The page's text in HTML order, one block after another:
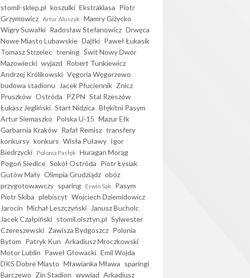
stomil-sklep.pl koszulki Ekstraklasa Piotr
Grzymowicz Artur Aluszyk Mamry Giżycko
Wigry Suwałki Radosław Stefanowicz Drwęca
Nowe Miasto Lubawskie Dajtki Paweł Łukasik
Tomasz Strzelec trening Świt Nowy Dwór
Mazowiecki wyjazd Robert Tunkiewicz
Andrzej Królikowski Vęgoria Węgorzewo
budowa stadionu
Jacek Płuciennik Znicz
Pruszków Ostróda PZPN Stal Rzeszów
Łukasz Jegliński Start Nidzica Błękitni Pasym
Artur Siemaszko Polska U-15 Mazur Ełk
Garbarnia Kraków Rafał Remisz transfery
konkursy konkurs Wisła Puławy Igor
Biedrzycki Polonia Pasłęk Huragan Morąg
Pogoń Siedlce Sokół Ostróda Piotr Łysiak
Gutów Mały Olimpia Grudziądz obóz
przygotowawczy sparing Erwin Sak Pasym
Piotr Skiba plebiscyt Wojciech Dziemidowicz
Jarocin Michał Leszczyński
Janusz Bucholc
Jacek Czałpiński stomil.olsztyn.pl Sylwester
Czereszewski Zawisza Bydgoszcz Polonia
Bytom Patryk Kun Arkadiusz Mroczkowski
Motor Lublin Paweł Głowacki Emil Wojda
DKS Dobre Miasto Mławianka Mława sparingi
Barczewo Zin Stadion wywiad Arkadiusz